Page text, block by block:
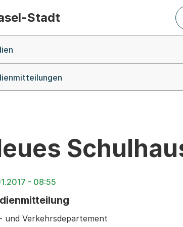
Stadt
- 08:55
und Verkehrsdepartement